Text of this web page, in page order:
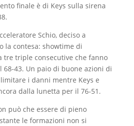
finale è di Keys sulla sirena
Schio, deciso a
la contesa: showtime di
tre triple consecutive che fanno
68-43. Un paio di buone azioni di
i danni mentre Keys e
dalla lunetta per il 76-51.
può che essere di pieno
le formazioni non si